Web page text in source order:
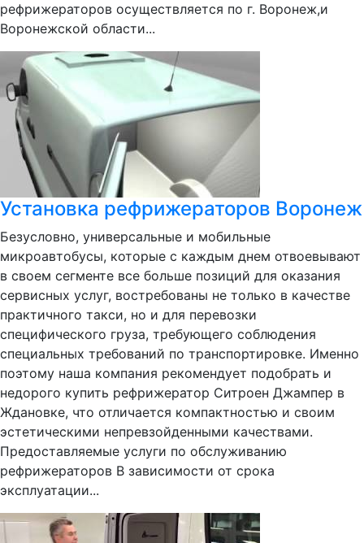
рефрижераторов осуществляется по г. Воронеж,и
Воронежской области...
Установка рефрижераторов Воронеж
Безусловно, универсальные и мобильные
микроавтобусы, которые с каждым днем отвоевывают
в своем сегменте все больше позиций для оказания
сервисных услуг, востребованы не только в качестве
практичного такси, но и для перевозки
специфического груза, требующего соблюдения
специальных требований по транспортировке. Именно
поэтому наша компания рекомендует подобрать и
недорого купить рефрижератор Ситроен Джампер в
Ждановке, что отличается компактностью и своим
эстетическими непревзойденными качествами.
Предоставляемые услуги по обслуживанию
рефрижераторов В зависимости от срока
эксплуатации...